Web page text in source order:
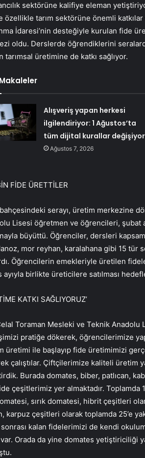
sektörüne kalifiye eleman
özellikle tarım sektörüne önemli
İdaresi’nin desteğiyle kurulan fide
oldu. Derslerde öğrendiklerini
tarımsal üretimine de katkı sağlıyor.
Alışveriş yapan herkesi
ilgilendiriyor: 1 Ağustos’ta
tüm dijital kurallar değişiyor
Ağustos 7, 2026
FİDE ÜRETTİLER
serayı, üretim merkezine
Lisesi öğretmen ve öğrencileri, şubat
büyüttü. Öğrenciler, dersleri
mor reyhan, karalahana gibi 15
Öğrencilerin emekleriyle üretilen
ayıyla birlikte üreticilere satılması
KATKI SAĞLIYORUZ’
Toraman Mesleki ve Teknik Anadolu
pratiğe dökerek, öğrencilerimize
üretimi ile başlayıp fide üretimimizi
çalıştılar. Çiftçilerimize kaliteli üretim
Burada domates, biber, patlıcan,
çeşitlerimiz yer almaktadır. Toplamda
sırık domatesi, hibrit çeşitleri
karpuz çeşitleri olarak toplamda 25’e
sonrası kalan fidelerimizi de kendi
Orada da yine domates yetiştiriciliği